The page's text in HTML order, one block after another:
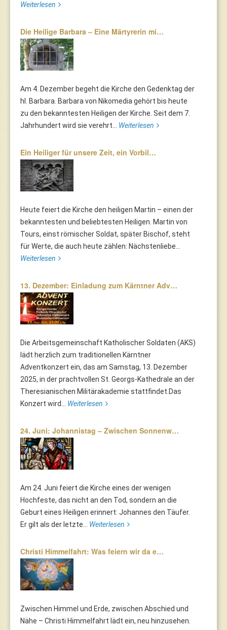
Weiterlesen
Die Heilige Barbara – Eine Märtyrerin mi…
Am 4. Dezember begeht die Kirche den Gedenktag der
hl. Barbara. Barbara von Nikomedia gehört bis heute
zu den bekanntesten Heiligen der Kirche. Seit dem 7.
Jahrhundert wird sie verehrt... Weiterlesen
Ein Heiliger für unsere Zeit, ein Vorbil…
Heute feiert die Kirche den heiligen Martin – einen der
bekanntesten und beliebtesten Heiligen. Martin von
Tours, einst römischer Soldat, später Bischof, steht
für Werte, die auch heute zählen: Nächstenliebe...
Weiterlesen
13. Dezember: Einladung zum Kärntner Adv…
Die Arbeitsgemeinschaft Katholischer Soldaten (AKS)
lädt herzlich zum traditionellen Kärntner
Adventkonzert ein, das am Samstag, 13. Dezember
2025, in der prachtvollen St. Georgs-Kathedrale an der
Theresianischen Militärakademie stattfindet.Das
Konzert wird... Weiterlesen
24. Juni: Johannistag – Zwischen Sonnenw…
Am 24. Juni feiert die Kirche eines der wenigen
Hochfeste, das nicht an den Tod, sondern an die
Geburt eines Heiligen erinnert: Johannes den Täufer.
Er gilt als der letzte... Weiterlesen
Christi Himmelfahrt: Was feiern wir da e…
Zwischen Himmel und Erde, zwischen Abschied und
Nähe – Christi Himmelfahrt lädt ein, neu hinzusehen.